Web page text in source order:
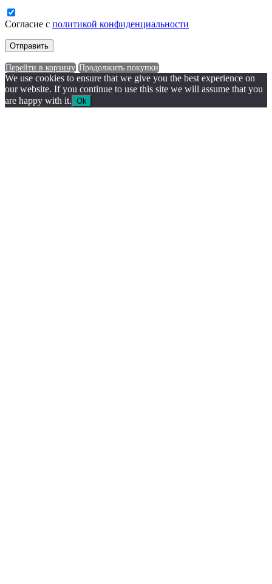
Согласие с политикой конфиденциальности
Перейти в корзину Продолжить покупки
We use cookies to ensure that we give you the best experience on
our website. If you continue to use this site we will assume that you
are happy with it. Ok